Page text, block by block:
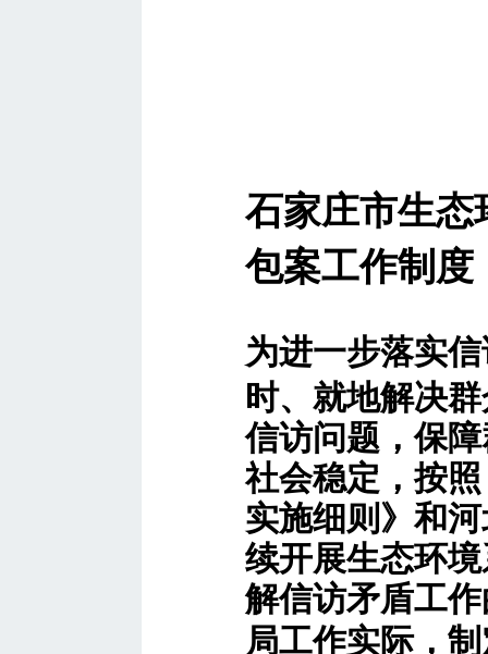
石家庄市生态
包案工作制度
为进一步落实
时、就地解决
信访问题，保
社会稳定，按
实施细则》和
续开展生态环
解信访矛盾工
局工作实际，